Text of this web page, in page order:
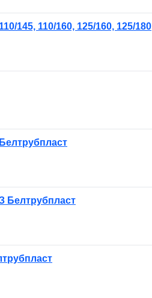
145, 110/160, 125/160, 125/180
Белтрубпласт